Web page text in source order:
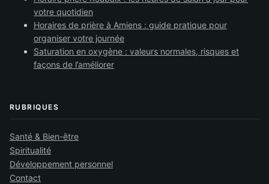
votre quotidien
Horaires de prière à Amiens : guide pratique pour
organiser votre journée
Saturation en oxygène : valeurs normales, risques et
façons de l’améliorer
RUBRIQUES
Santé & Bien-être
Spiritualité
Développement personnel
Contact